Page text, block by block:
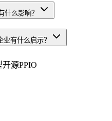
什么影响？
有什么启示？
开源PPIO